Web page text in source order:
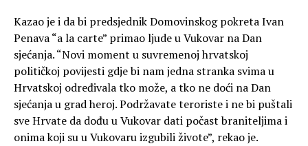
Kazao je i da bi predsjednik Domovinskog pokreta Ivan
Penava “a la carte” primao ljude u Vukovar na Dan
sjećanja. “Novi moment u suvremenoj hrvatskoj
političkoj povijesti gdje bi nam jedna stranka svima u
Hrvatskoj određivala tko može, a tko ne doći na Dan
sjećanja u grad heroj. Podržavate teroriste i ne bi puštali
sve Hrvate da dođu u Vukovar dati počast braniteljima i
onima koji su u Vukovaru izgubili živote”, rekao je.